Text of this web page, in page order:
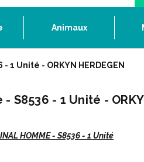
Animaux
1 Unité - ORKYN HERDEGEN
S8536 - 1 Unité -
HOMME - S8536 - 1 Unité